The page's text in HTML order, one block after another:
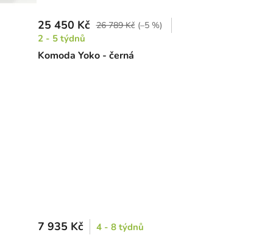
Komoda Yoko - černá
25 450 Kč 26 789 Kč (–5 %)
2 - 5 týdnů
7 935 Kč 4 - 8 týdnů